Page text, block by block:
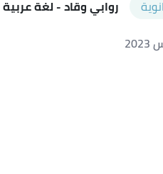
روابي وقاد- لغة